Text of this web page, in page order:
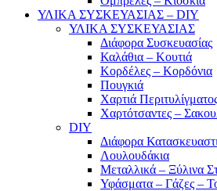
ΥΛΙΚΑ ΣΥΣΚΕΥΑΣΙΑΣ – DIY
ΥΛΙΚΑ ΣΥΣΚΕΥΑΣΙΑΣ
Διάφορα Συσκευασίας
Καλάθια – Κουτιά
Κορδέλες – Κορδόνια
Πουγκιά
Χαρτιά
Χαρτότσαντες –
DIY
Διάφορα
Λουλουδάκια
Μεταλλικά – Ξύλινα
Υφάσματα – Γάζες –